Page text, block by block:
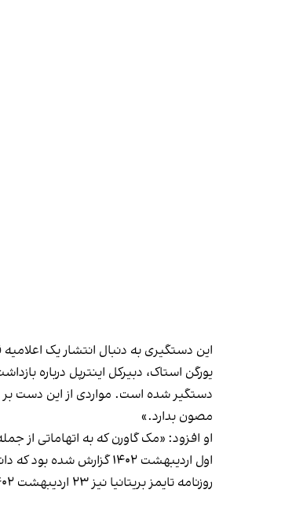
این دستگیری به دنبال انتشار یک
یورگن استاک، دبیرکل اینترپل درباره
دستگیر شده است. مواردی از این دست بر
مصون بدارد.»
او افزود:‌ «مک گاورن که به اتهاماتی از
اول اردیبهشت ۱۴۰۲ گزارش شده بود که دانیل کیناهان برای فرار از بازداشت و استرداد، به ایران گریخته است.
روزنامه تایمز بریتانیا نیز ۲۳ اردیبهشت ۱۴۰۲ در گزارشی از روابط کارتل کیناهان با جمهوری اسلامی و حزب‌الله خبر داده بود.